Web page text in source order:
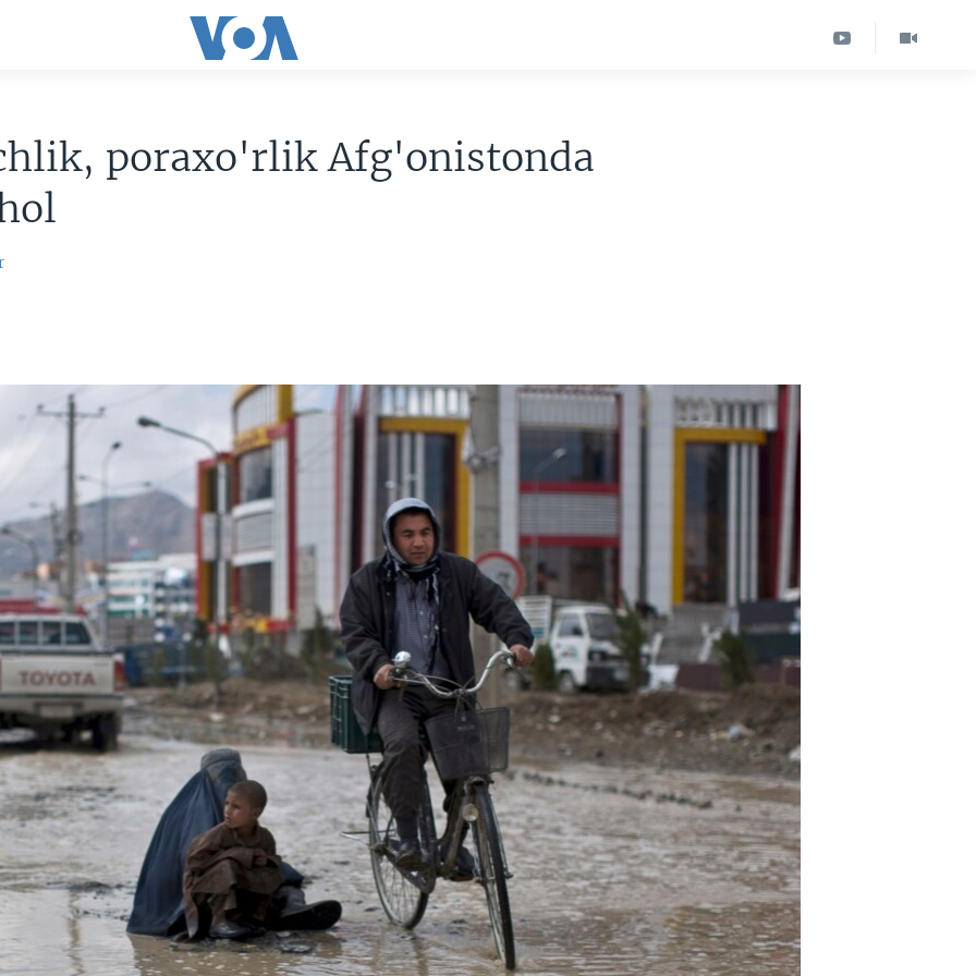
poraxo'rlik Afg'onistonda